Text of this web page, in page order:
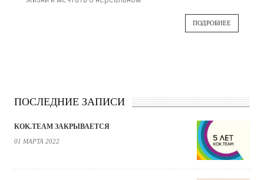
ПОДРОБНЕЕ
ПОСЛЕДНИЕ ЗАПИСИ
KOK.TEAM ЗАКРЫВАЕТСЯ
01 МАРТА 2022